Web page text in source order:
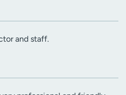
and staff.